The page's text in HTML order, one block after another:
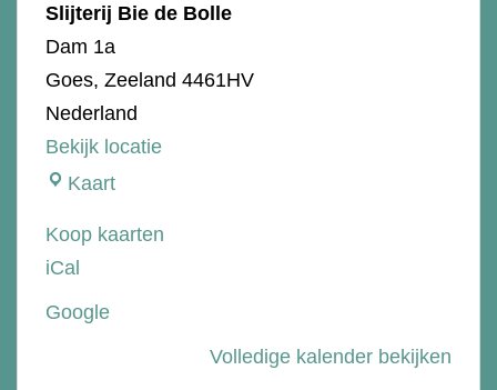
de
ogen...."
Slijterij Bie de Bolle
Dam 1a
Goes, Zeeland 4461HV
Nederland
Bekijk locatie
KaartSlijterij
de
Koop kaarten
iCal
Google
Volledige kalender bekijken